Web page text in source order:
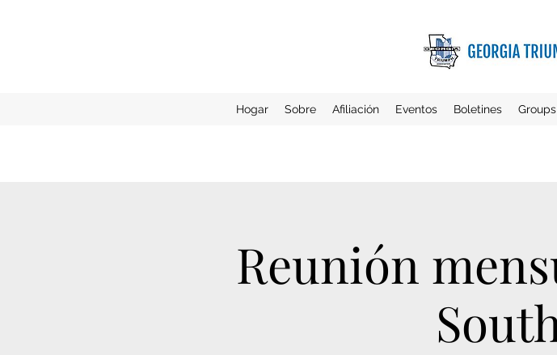
Hogar Sobre Afiliación Eventos Boletines Groups
Reunión